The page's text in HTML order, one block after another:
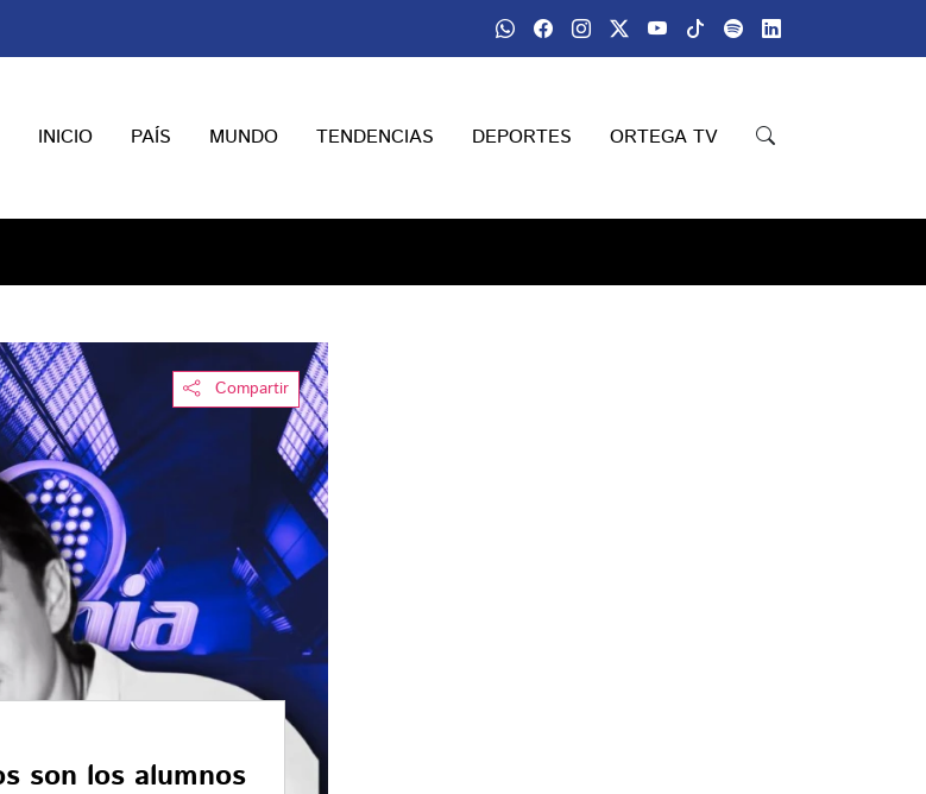
INICIO PAÍS MUNDO TENDENCIAS DEPORTES ORTEGA TV
Compartir
son los alumnos